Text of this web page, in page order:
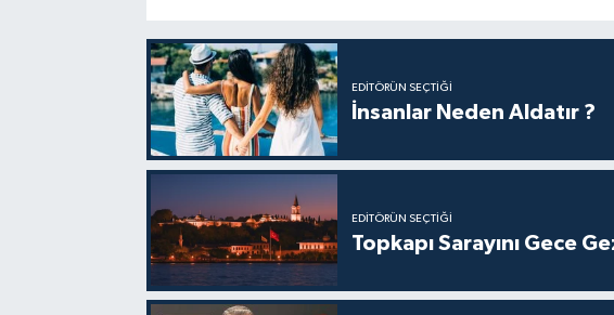
EDITÖRÜN SEÇTIĞI
İnsanlar Neden Aldatır ?
EDITÖRÜN SEÇTIĞI
Topkapı Sarayını Gece